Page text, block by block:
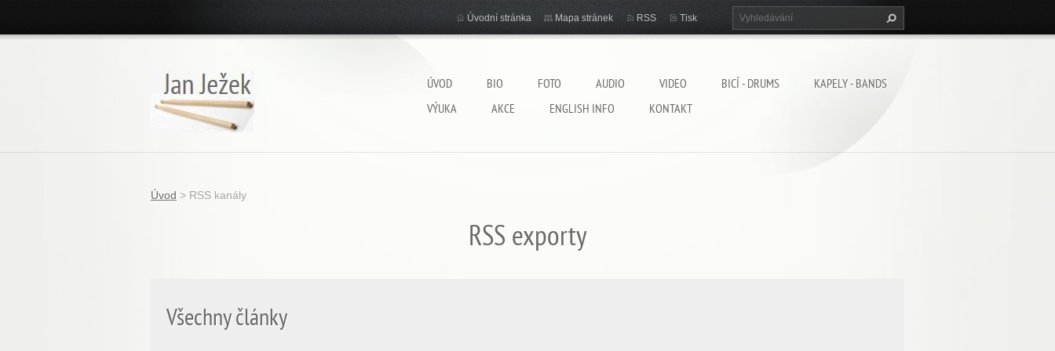
ÚVOD BIO FOTO AUDIO VIDEO BICÍ - DRUMS
KAPELY - BANDS
VÝUKA
AKCE ENGLISH INFO KONTAKT
Úvodní stránka Mapa stránek RSS Tisk
Úvod > RSS kanály
RSS exporty
Všechny články